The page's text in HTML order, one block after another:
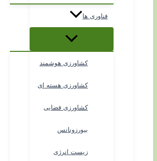
فناوری ها
کشاورزی هوشمند
کشاورزی هسته ای
کشاورزی فضایی
بیورزونانس
زیست انرژی